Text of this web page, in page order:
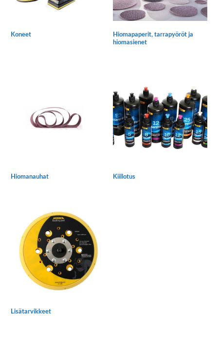
Koneet
Hiomapaperit, tarrapyöröt ja
hiomasienet
Hiomanauhat Kiillotus
Lisätarvikkeet